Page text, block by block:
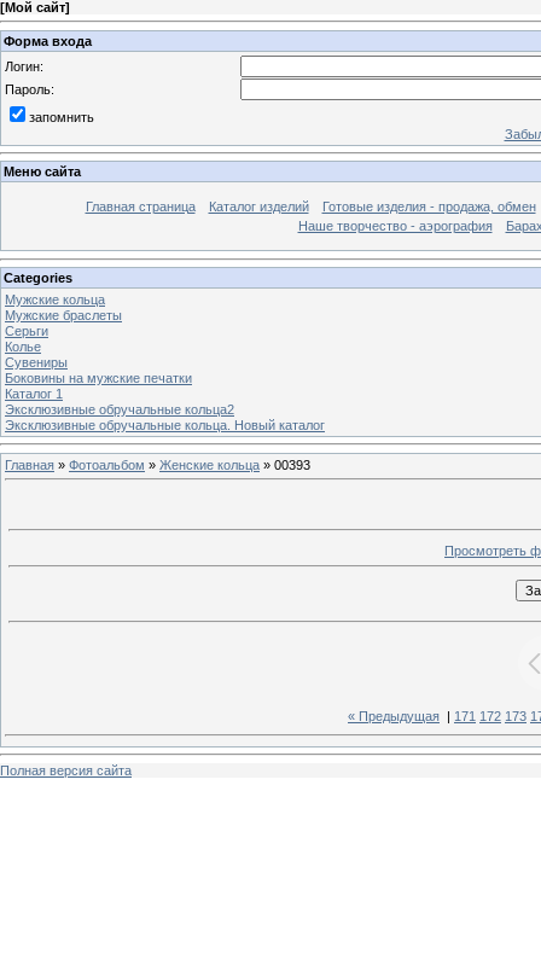
[Мой сайт]
Форма входа
Логин:
Пароль:
запомнить
Меню сайта
Главная страница Каталог изделий
Готовые изделия - продажа, обмен
Наше творчество - аэрография
Categories
Мужские кольца
Мужские браслеты
Серьги
Колье
Сувениры
Боковины на мужские печатки
Каталог 1
Эксклюзивные обручальные кольца2
Эксклюзивные обручальные кольца. Новый каталог
Главная » Фотоальбом » Женские кольца » 00393
Просмотреть
« Предыдущая 171 172 173
Полная версия сайта